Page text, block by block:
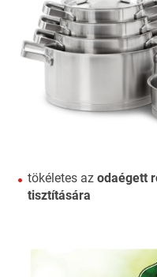
tökéletes az odaégett
tisztítására